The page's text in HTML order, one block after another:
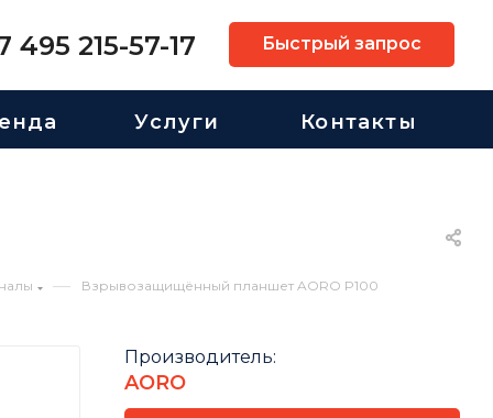
495 215-57-17 Быстрый запрос
Услуги Контакты
— Взрывозащищённый планшет AORO P100
Производитель:
AORO